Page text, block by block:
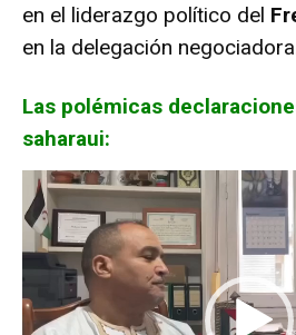
en el liderazgo político del
en la delegación
Las polémicas
saharaui:
e
r
o
d